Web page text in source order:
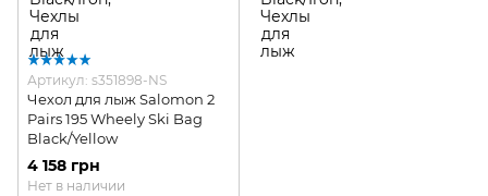
Артикул: s351898-NS
Чехол для лыж Salomon 2
Pairs 195 Wheely Ski Bag
Black/Yellow
4 158 грн
Нет в наличии